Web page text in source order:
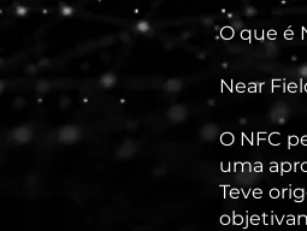
O que é
Near
O NFC
uma
Teve